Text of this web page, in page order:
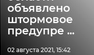
объявлено
штормовое
предупре ...
02 августа 2021, 15:42